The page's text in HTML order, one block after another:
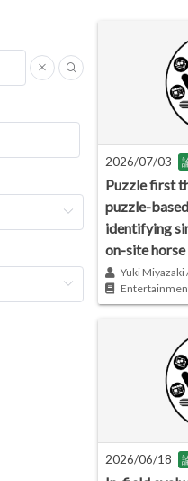
2026/07/03
Puzzle first
puzzle-
identifying
on-site
Yuki Miyazaki
2026/06/18